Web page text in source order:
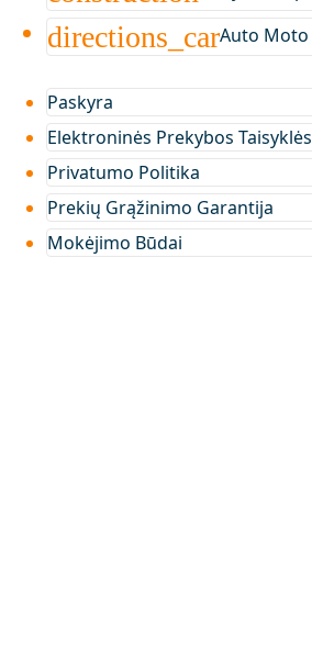
directions_carAuto Moto
Paskyra
Elektroninės Prekybos Taisyklės
Privatumo Politika
Prekių Grąžinimo Garantija
Mokėjimo Būdai